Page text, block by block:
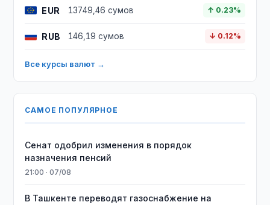
EUR 13749,46 сумов ↑ 0.23%
RUB 146,19 сумов ↓ 0.12%
Все курсы валют →
САМОЕ ПОПУЛЯРНОЕ
Сенат одобрил изменения в порядок
назначения пенсий
21:00 · 07/08
В Ташкенте переводят газоснабжение на